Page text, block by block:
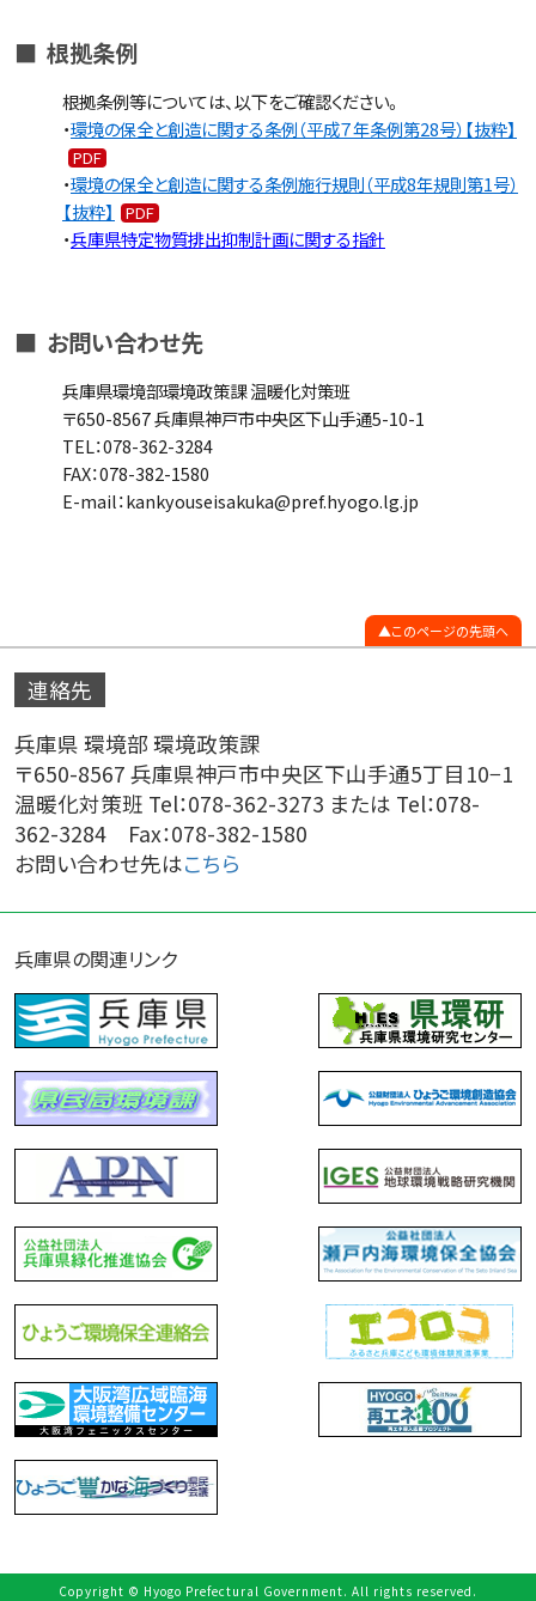
■ 根拠条例
根拠条例等については、以下をご確認ください。
・環境の保全と創造に関する条例（平成７年条例第28号）【抜粋】
・環境の保全と創造に関する条例施行規則（平成8年規則第1号）
【抜粋】
・兵庫県特定物質排出抑制計画に関する指針
■ お問い合わせ先
兵庫県環境部環境政策課 温暖化対策班
〒650-8567 兵庫県神戸市中央区下山手通5-10-1
TEL：078-362-3284
FAX：078-382-1580
E-mail：kankyouseisakuka@pref.hyogo.lg.jp
このページの先頭へ
連絡先
兵庫県 環境部 環境政策課
〒650-8567 兵庫県神戸市中央区下山手通5丁目10−1
温暖化対策班 Tel：078-362-3273 または Tel：078-
362-3284 Fax：078-382-1580
お問い合わせ先はこちら
兵庫県の関連リンク
Copyright © Hyogo Prefectural Government. All rights reserved.